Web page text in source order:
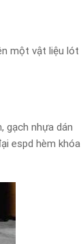
một vật liệu lót
gạch nhựa dán
espd hèm khóa